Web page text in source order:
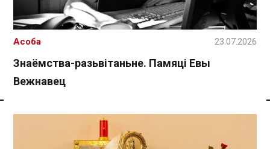
Спасылка без VPN
Знаёмства-разьвітаньне. Памяці Евы
Вежнавец
Асоба 23.07.2026